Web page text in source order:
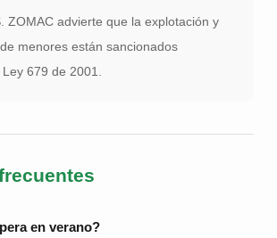
ZOMAC advierte que la explotación y
menores están sancionados
679 de 2001.
en verano?